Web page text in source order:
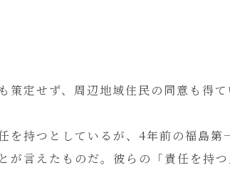
策定せず、周辺地域住民の同意も得
を持つとしているが、4年前の福島
が言えたものだ。彼らの「責任を持